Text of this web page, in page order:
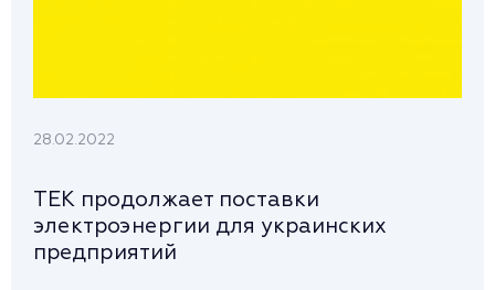
28.02.2022
ТЕК продолжает поставки
электроэнергии для украинских
предприятий